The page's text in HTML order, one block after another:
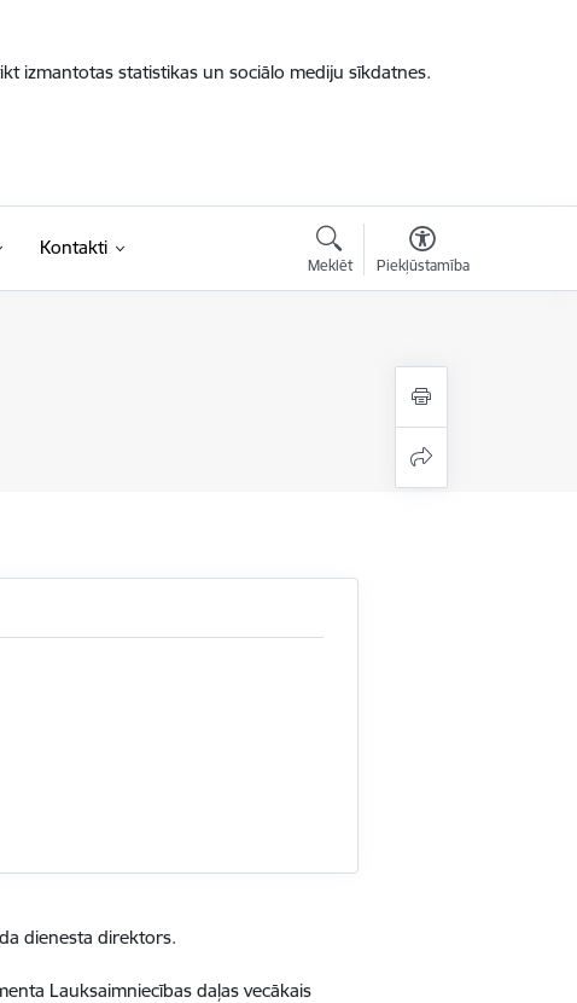
izmantotas statistikas un sociālo mediju sīkdatnes.
Kontakti
Meklēt Piekļūstamība
dienesta direktors.
Lauksaimniecības daļas vecākais